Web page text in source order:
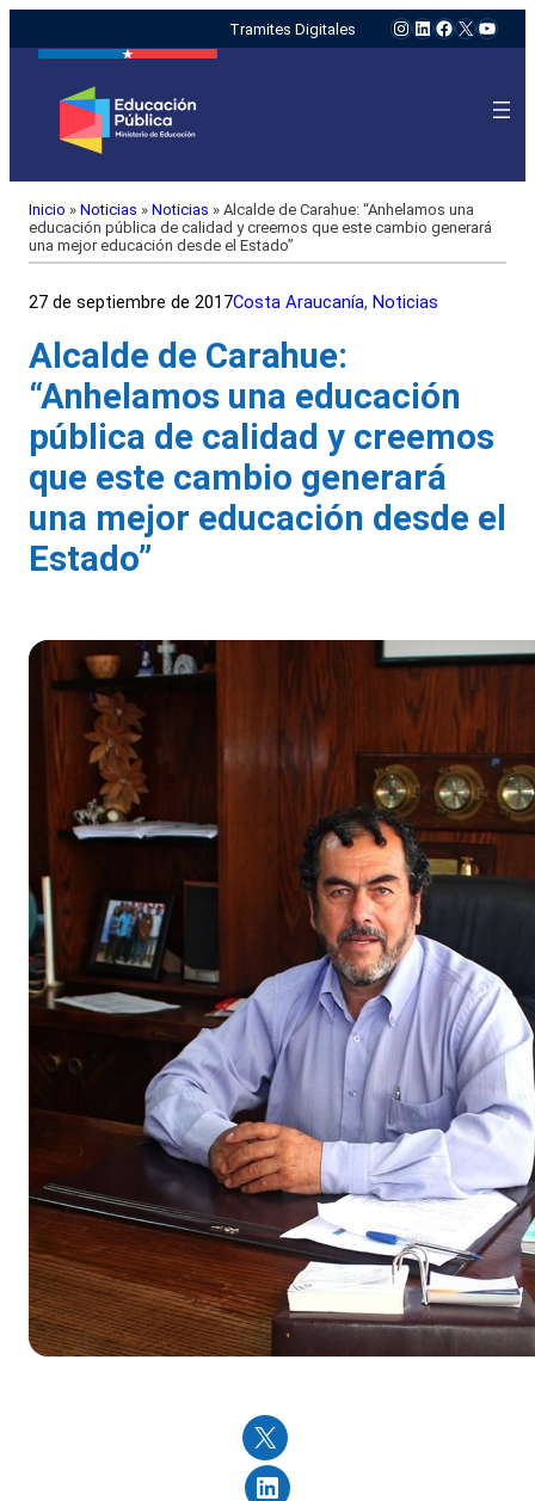
Tramites Digitales Instagram
LinkedIn
Facebook
X
Inicio » Noticias » Noticias » Alcalde de Carahue: “Anhelamos una
educación pública de calidad y creemos que este cambio generará
una mejor educación desde el Estado”
27 de septiembre de 2017Costa Araucanía, Noticias
Alcalde de Carahue:
“Anhelamos una educación
pública de calidad y creemos
que este cambio generará
una mejor educación desde el
Estado”